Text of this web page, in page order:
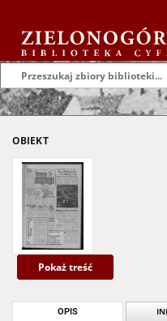
OBIEKT
Pokaż treść
OPIS